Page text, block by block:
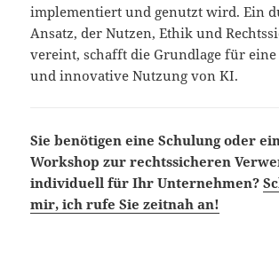
implementiert und genutzt wird. Ein
Ansatz, der Nutzen, Ethik und
vereint, schafft die Grundlage für
und innovative Nutzung von KI.
Sie benötigen eine Schulung oder
Workshop zur rechtssicheren
individuell für Ihr Unternehmen?
mir, ich rufe Sie zeitnah an!